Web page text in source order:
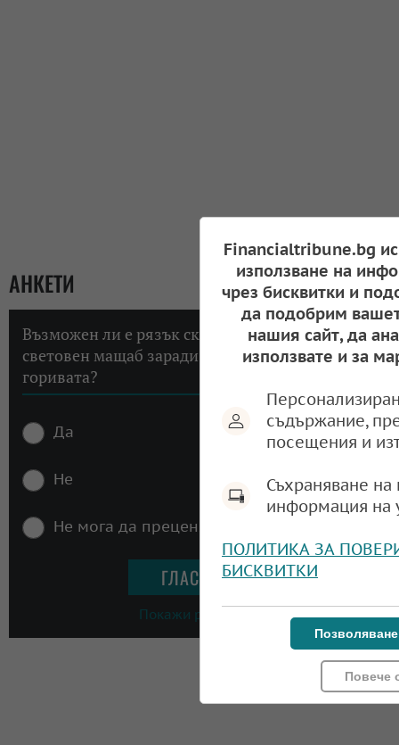
АНКЕТИ
Възможен ли е рязък скок на инфлацията в
световен мащаб заради високите цени на
горивата?
Да
Не
Не мога да преценя
Покажи резултати
Financialtribune.bg
използване на
чрез бисквитки и
да подобрим
нашия сайт, да
използвате и за
съдържание,
посещения и
Съхраняване
информация на
ПОЛИТИКА ЗА
БИСКВИТКИ
Повече